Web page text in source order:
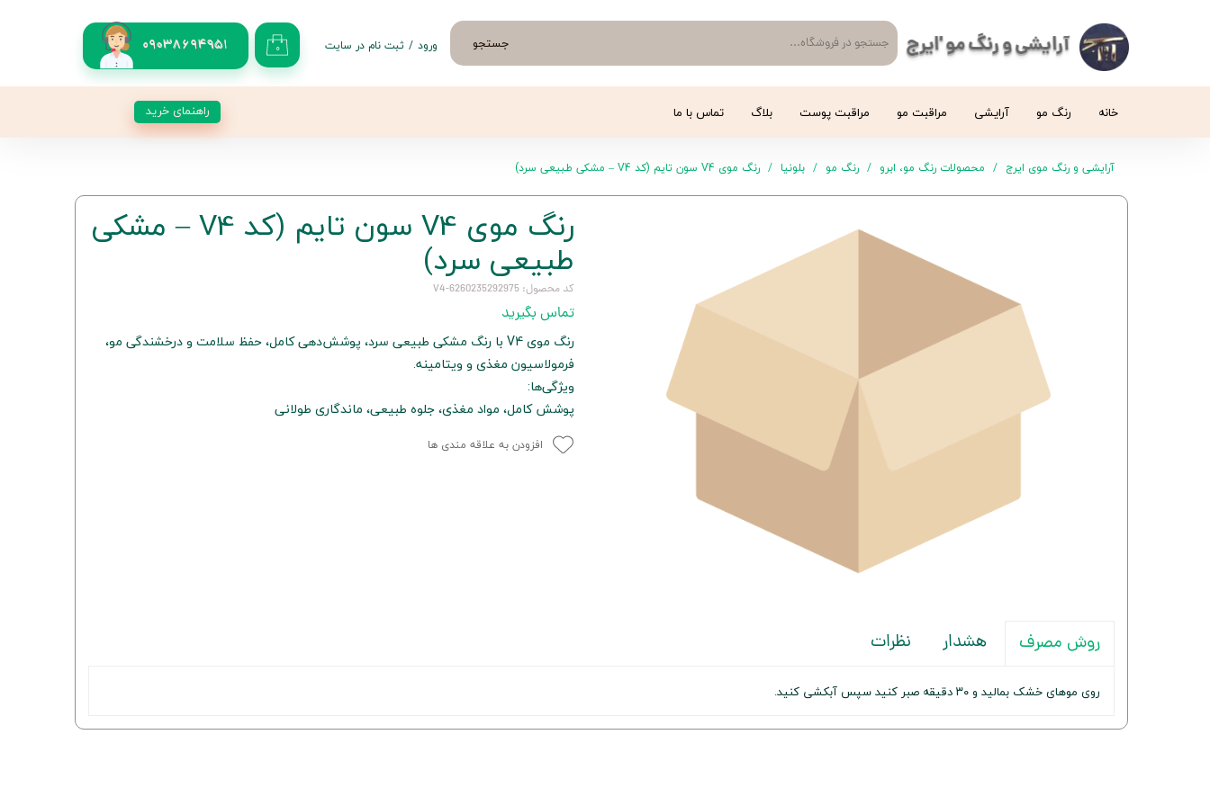
آرایشی و رنگ مو 'ایرج 09038694951 جستجو ۰ ورود / ثبت نام در سایت
خانه رنگ مو آرایشی مراقبت مو مراقبت پوست بلاگ تماس با ما راهنمای خرید
آرایشی و رنگ موی ایرج محصولات رنگ مو، ابرو رنگ مو بلونیا رنگ موی V4 سون تایم (کد V4 – مشکی طبیعی سرد)
رنگ موی V4 سون تایم (کد V4 – مشکی
طبیعی سرد)
کد محصول: 6260235292975-V4
تماس بگیرید
رنگ موی V4 با رنگ مشکی طبیعی سرد، پوشش‌دهی کامل، حفظ سلامت و درخشندگی مو،
فرمولاسیون مغذی و ویتامینه.
ویژگی‌ها:
پوشش کامل، مواد مغذی، جلوه طبیعی، ماندگاری طولانی
افزودن به علاقه مندی ها
روش مصرف هشدار نظرات
روی موهای خشک بمالید و ۳۰ دقیقه صبر کنید سپس آبکشی کنید.